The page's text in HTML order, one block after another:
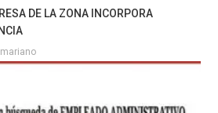
DE LA ZONA INCORPORA
mariano